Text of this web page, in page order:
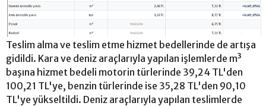
Teslim alma ve teslim etme hizmet bedellerinde de artışa
gidildi. Kara ve deniz araçlarıyla yapılan işlemlerde m³
başına hizmet bedeli motorin türlerinde 39,24 TL'den
100,21 TL'ye, benzin türlerinde ise 35,28 TL'den 90,10
TL'ye yükseltildi. Deniz araçlarıyla yapılan teslimlerde